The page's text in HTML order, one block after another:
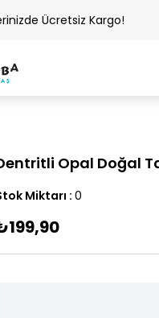
Ücretsiz Kargo!
Opal Doğal
Miktarı : 0